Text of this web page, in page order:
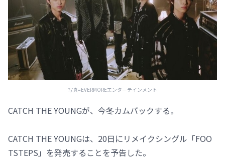
写真=EVERMOREエンターテインメント
CATCH THE YOUNGが、今冬カムバックする。
CATCH THE YOUNGは、20日にリメイクシングル「FOO
TSTEPS」を発売することを予告した。